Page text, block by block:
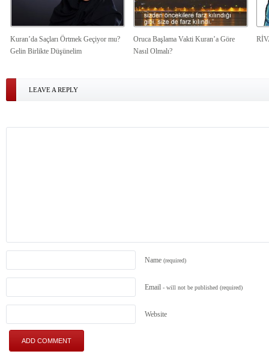
Kuran’da Saçları Örtmek Geçiyor mu?
Gelin Birlikte Düşünelim
Oruca Başlama Vakti Kuran’a Göre
Nasıl Olmalı?
LEAVE A REPLY
Name (required)
Email - will not be published (required)
Website